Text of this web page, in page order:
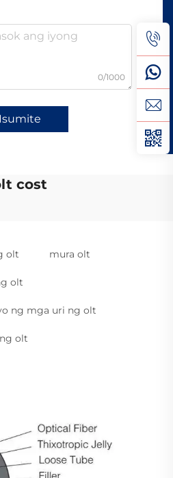
0/1000
Isumite
cost
olt mura olt
olt
ng mga uri ng olt
olt